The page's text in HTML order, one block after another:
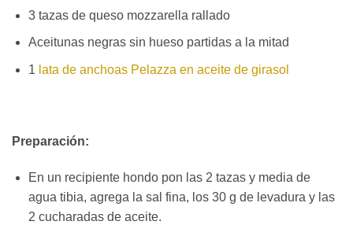
3 tazas de queso mozzarella rallado
Aceitunas negras sin hueso partidas a la mitad
1 lata de anchoas Pelazza en aceite de girasol
Preparación:
En un recipiente hondo pon las 2 tazas y media de
agua tibia, agrega la sal fina, los 30 g de levadura y las
2 cucharadas de aceite.